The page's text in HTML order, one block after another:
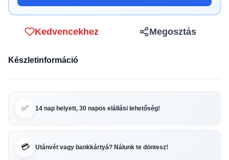
Kedvencekhez Megosztás
Készletinformáció
✅ 14 nap helyett, 30 napos elállási lehetőség!
💳 Utánvét vagy bankkártyá? Nálunk te döntesz!